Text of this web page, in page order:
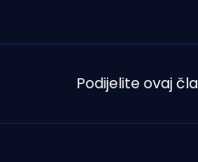
Podijelite ovaj